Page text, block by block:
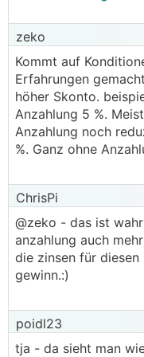
zeko
Kommt auf
Erfahrungen
höher Skonto.
Anzahlung 5 %.
Anzahlung noch
%. Ganz ohne
ChrisPi
@zeko - das ist
anzahlung auch
die zinsen für
gewinn.:)
poidl23
tja - da sieht man